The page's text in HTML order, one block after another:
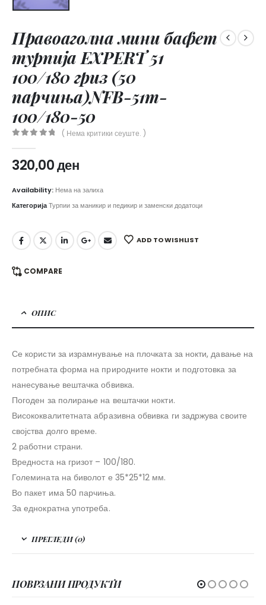
Правоаголна мини бафет
турпија EXPERT 51
100/180 гриз (50
парчиња)NFB-51m-
100/180-50
( Нема критики сеуште. )
320,00ден
Availability: Нема на залиха
КатегоријаТурпии за маникир и педикир и заменски додатоци
ADD TO WISHLIST
COMPARE
ОПИС
Се користи за израмнување на плочката за нокти, давање на
потребната форма на природните нокти и подготовка за
нанесување вештачка обвивка.
Погоден за полирање на вештачки нокти.
Висококвалитетната абразивна обвивка ги задржува своите
својства долго време.
2 работни страни.
Вредноста на гризот – 100/180.
Големината на биволот е 35*25*12 мм.
Во пакет има 50 парчиња.
За еднократна употреба.
ПРЕГЛЕДИ (0)
ПОВРЗАНИ ПРОДУКТИ